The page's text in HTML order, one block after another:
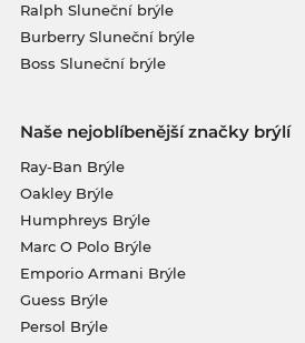
Ralph Sluneční brýle
Burberry Sluneční brýle
Boss Sluneční brýle
Naše nejoblíbenější značky brýlí
Ray-Ban Brýle
Oakley Brýle
Humphreys Brýle
Marc O Polo Brýle
Emporio Armani Brýle
Guess Brýle
Persol Brýle